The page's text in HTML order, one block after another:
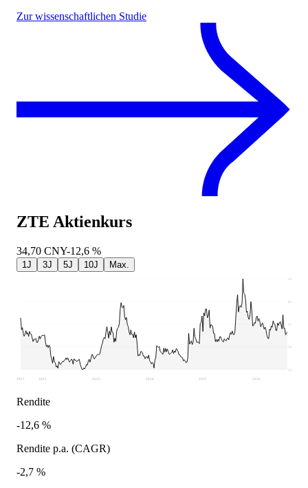
Zur wissenschaftlichen Studie
ZTE Aktienkurs
34,70 CNY-12,6 %
1J 3J 5J 10J Max.
21,31
29,4
37,49
45,58
53,67
2021 2022 2023 2024 2025 2026
Rendite
-12,6 %
Rendite p.a. (CAGR)
-2,7 %